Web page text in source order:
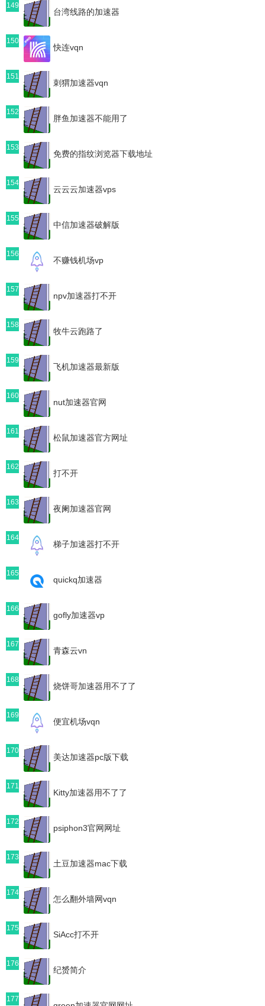
149
台湾线路的加速器
150
快连vqn
151
刺猬加速器vqn
152
胖鱼加速器不能用了
153
免费的指纹浏览器下载地址
154
云云云加速器vps
155
中信加速器破解版
156
不赚钱机场vp
157
npv加速器打不开
158
牧牛云跑路了
159
飞机加速器最新版
160
nut加速器官网
161
松鼠加速器官方网址
162
打不开
163
夜阑加速器官网
164
梯子加速器打不开
165
quickq加速器
166
gofly加速器vp
167
青森云vn
168
烧饼哥加速器用不了了
169
便宜机场vqn
170
美达加速器pc版下载
171
Kitty加速器用不了了
172
psiphon3官网网址
173
土豆加速器mac下载
174
怎么翻外墙网vqn
175
SiAcc打不开
176
纪赟简介
177